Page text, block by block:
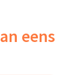
eens